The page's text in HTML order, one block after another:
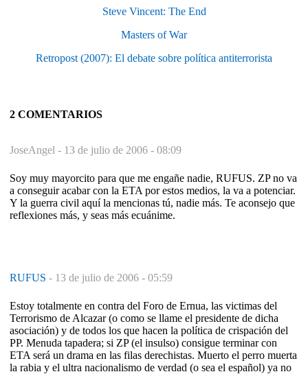
Steve Vincent: The End
Masters of War
Retropost (2007): El debate sobre política antiterrorista
2 COMENTARIOS
JoseAngel - 13 de julio de 2006 - 08:09
Soy muy mayorcito para que me engañe nadie, RUFUS. ZP no va
a conseguir acabar con la ETA por estos medios, la va a potenciar.
Y la guerra civil aquí la mencionas tú, nadie más. Te aconsejo que
reflexiones más, y seas más ecuánime.
RUFUS - 13 de julio de 2006 - 05:59
Estoy totalmente en contra del Foro de Ernua, las victimas del
Terrorismo de Alcazar (o como se llame el presidente de dicha
asociación) y de todos los que hacen la política de crispación del
PP. Menuda tapadera; si ZP (el insulso) consigue terminar con
ETA será un drama en las filas derechistas. Muerto el perro muerta
la rabia y el ultra nacionalismo de verdad (o sea el español) ya no